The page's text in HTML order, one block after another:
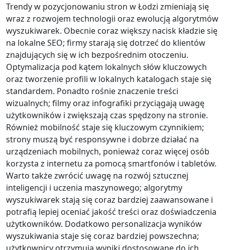
Trendy w pozycjonowaniu stron w Łodzi zmieniają się
wraz z rozwojem technologii oraz ewolucją algorytmów
wyszukiwarek. Obecnie coraz większy nacisk kładzie się
na lokalne SEO; firmy starają się dotrzeć do klientów
znajdujących się w ich bezpośrednim otoczeniu.
Optymalizacja pod kątem lokalnych słów kluczowych
oraz tworzenie profili w lokalnych katalogach staje się
standardem. Ponadto rośnie znaczenie treści
wizualnych; filmy oraz infografiki przyciągają uwagę
użytkowników i zwiększają czas spędzony na stronie.
Również mobilność staje się kluczowym czynnikiem;
strony muszą być responsywne i dobrze działać na
urządzeniach mobilnych, ponieważ coraz więcej osób
korzysta z internetu za pomocą smartfonów i tabletów.
Warto także zwrócić uwagę na rozwój sztucznej
inteligencji i uczenia maszynowego; algorytmy
wyszukiwarek stają się coraz bardziej zaawansowane i
potrafią lepiej oceniać jakość treści oraz doświadczenia
użytkowników. Dodatkowo personalizacja wyników
wyszukiwania staje się coraz bardziej powszechna;